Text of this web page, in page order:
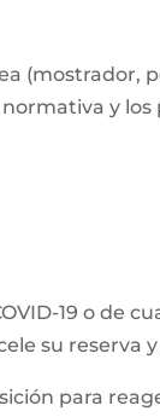
(mostrador,
y los
19 o de
su reserva
para